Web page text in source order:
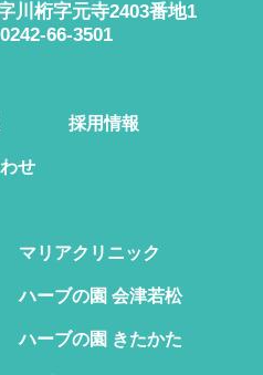
川桁字元寺2403番地1
66-3501
採用情報
せ
マリアクリニック
ハーブの園 会津若松
ハーブの園 きたかた